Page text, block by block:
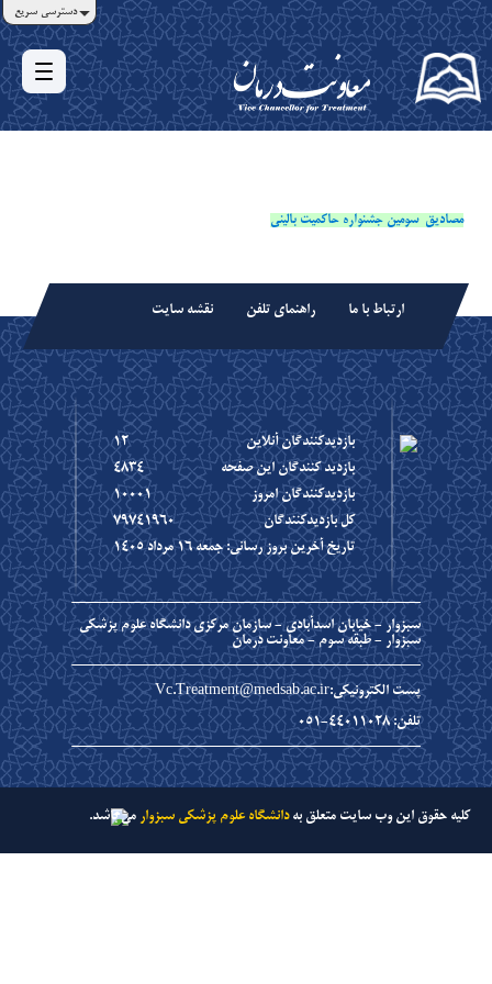
دسترسی سریع
مصادیق سومین جشنواره حاکمیت بالینی
ارتباط با ما راهنمای تلفن نقشه سایت
بازديدکنندگان آنلاين
12
بازديد کنندگان اين صفحه
4834
بازديدکنندگان امروز
10001
کل بازديدکنندگان
79741960
تاریخ آخرین بروز رسانی: جمعه ١٦ مرداد ١٤٠٥
سبزوار - خیابان اسدآبادی - سازمان مرکزی دانشگاه علوم پزشکی
سبزوار - طبقه سوم - معاونت درمان
پست الکترونیکی:Vc.Treatment@medsab.ac.ir
تلفن: 44011028-051
کلیه حقوق این وب سایت متعلق بهدانشگاه علوم پزشکی سبزوار می باشد.